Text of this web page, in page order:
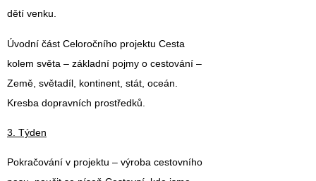
dětí venku.
Úvodní část Celoročního projektu Cesta
kolem světa – základní pojmy o cestování –
Země, světadíl, kontinent, stát, oceán.
Kresba dopravních prostředků.
3. Týden
Pokračování v projektu – výroba cestovního